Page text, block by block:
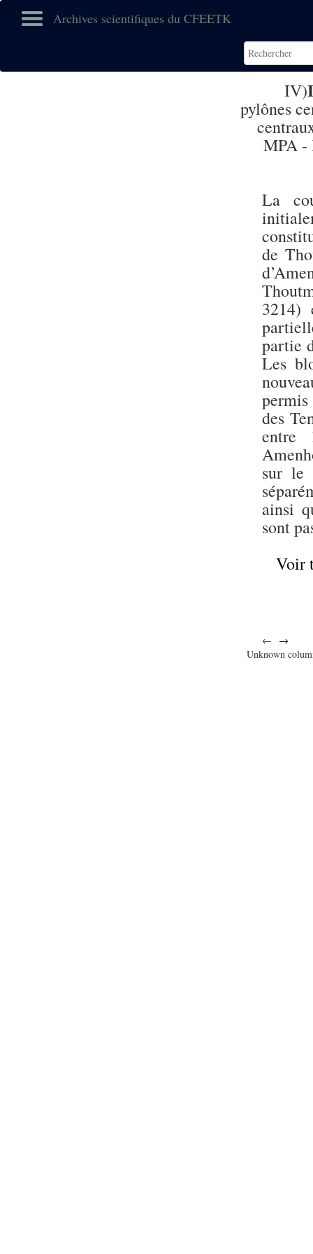
Archives scientifiques du CFEETK
IV)
pylônes
MPA -
La
de
3214)
partie
Les
des
entre
sur le
ainsi
sont
Voir
←
→
Unknown